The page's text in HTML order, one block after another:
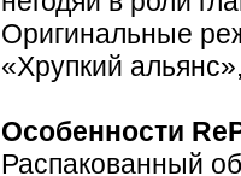
Оригинальные
«Хрупкий
Особенности
Распакованный